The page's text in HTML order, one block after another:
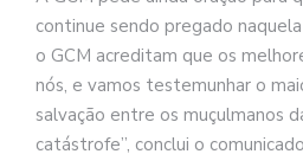
continue sendo pregado
o GCM acreditam que os
nós, e vamos testemunhar o
salvação entre os muçulmanos
catástrofe”, conclui o